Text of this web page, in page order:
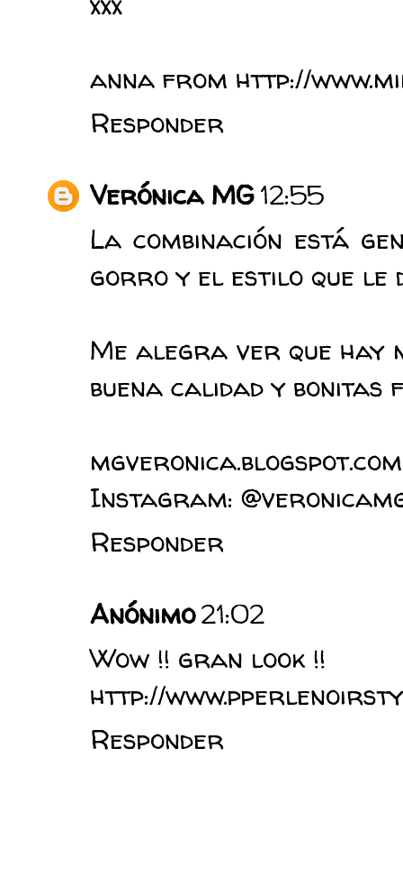
anna from http://
Responder
Verónica MG12:55
La combinación está
gorro y el estilo que le
Me alegra ver que hay
buena calidad y bonitas
Instagram:
Responder
Anónimo21:02
Wow !! gran look !!
http://
Responder